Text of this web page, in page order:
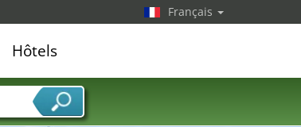
Français
Hôtels